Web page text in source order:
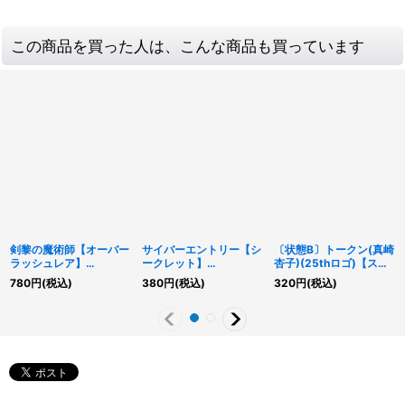
この商品を買った人は、こんな商品も買っています
剣黎の魔術師【オーバー
ラッシュレア】
{RD/MRP2-JP080}
《RDモンスター》
780円(税込)
サイバーエントリー【シ
ークレット】
{RD/ORP1-JP029}
《RD魔法》
380円(税込)
〔状態B〕トークン(真崎
杏子)(25thロゴ)【スー
パー】{QCDB-JPT07}
《トークン》
320円(税込)